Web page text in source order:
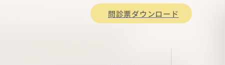
問診票ダウンロード